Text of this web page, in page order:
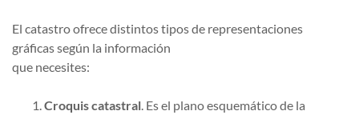
El catastro ofrece distintos tipos de representaciones
gráficas según la información
que necesites:
Croquis catastral. Es el plano esquemático de la